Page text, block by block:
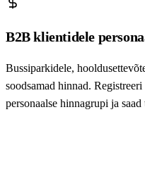
B2B klientidele
Bussiparkidele,
soodsamad hinnad.
personaalse hinnagrupi ja